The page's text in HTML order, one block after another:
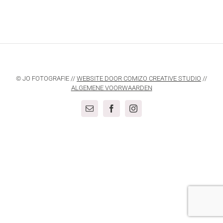
© JO FOTOGRAFIE // WEBSITE DOOR COMIZO CREATIVE STUDIO //
ALGEMENE VOORWAARDEN
E-
FacebookInstagram